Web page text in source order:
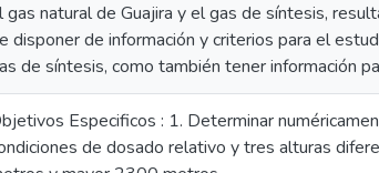
gas natural de Guajira y el gas de síntesis,
disponer de información y criterios para el
de síntesis, como también tener información
Especificos : 1. Determinar
de dosado relativo y tres alturas